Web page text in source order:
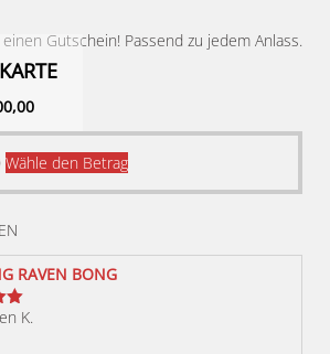
Gutschein! Passend zu jedem Anlass.
Wähle den BetragDieses
Produkt
RAVEN BONG
K.